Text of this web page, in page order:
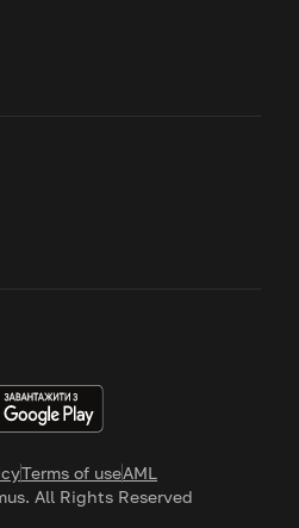
Terms of useAML
All Rights Reserved